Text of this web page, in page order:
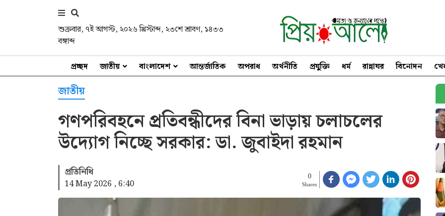
শুক্রবার, ৭ই আগস্ট, ২০২৬ খ্রিস্টাব্দ, ২৩শে শ্রাবণ, ১৪৩৩
বঙ্গাব্দ
প্রচ্ছদ জাতীয় বাংলাদেশ আন্তর্জাতিক অপরাধ অর্থনীতি প্রযুক্তি ধর্ম রান্নাঘর বিনোদন
জাতীয়
গণপরিবহনে প্রতিবন্ধীদের বিনা ভাড়ায় চলাচলের
উদ্যোগ নিচ্ছে সরকার: ডা. জুবাইদা রহমান
প্রতিনিধি
14 May 2026 , 6:40
0
Shares